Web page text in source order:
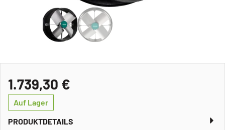
1.739,30 €
Auf Lager
PRODUKTDETAILS